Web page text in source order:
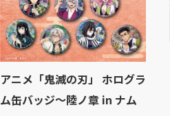
アニメ「鬼滅の刃」 ホログラ
ム缶バッジ～陸ノ章 in ナム